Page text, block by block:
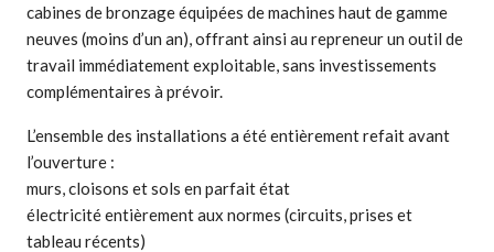
cabines de bronzage équipées de machines haut de gamme
neuves (moins d’un an), offrant ainsi au repreneur un outil de
travail immédiatement exploitable, sans investissements
complémentaires à prévoir.
L’ensemble des installations a été entièrement refait avant
l’ouverture :
murs, cloisons et sols en parfait état
électricité entièrement aux normes (circuits, prises et
tableau récents)